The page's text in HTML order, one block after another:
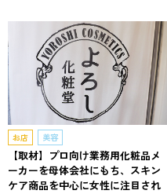
お店 美容
【取材】プロ向け業務用化粧品メ
ーカーを母体会社にもち、スキン
ケア商品を中心に女性に注目され